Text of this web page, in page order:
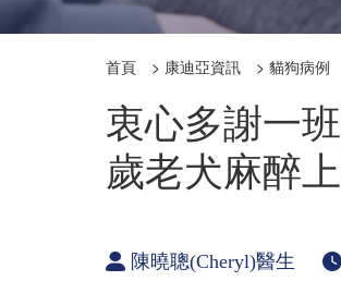
首頁 > 康迪亞資訊 > 貓狗病例
衷心多謝一
歲老犬麻醉
陳曉聰(Cheryl)醫生